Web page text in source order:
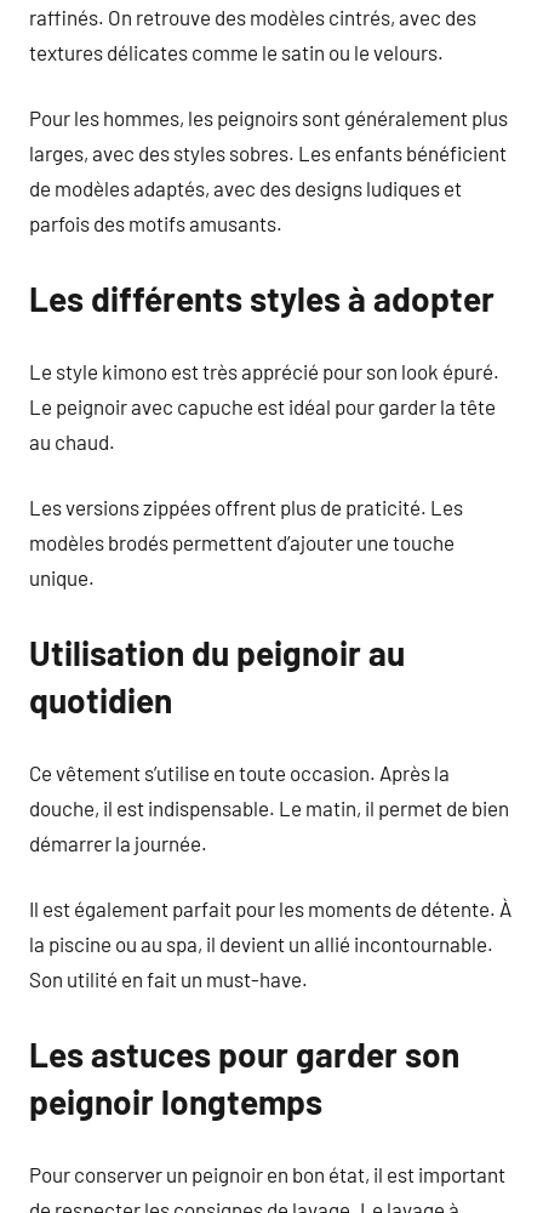
raffinés. On retrouve des modèles cintrés, avec des
textures délicates comme le satin ou le velours.
Pour les hommes, les peignoirs sont généralement plus
larges, avec des styles sobres. Les enfants bénéficient
de modèles adaptés, avec des designs ludiques et
parfois des motifs amusants.
Les différents styles à adopter
Le style kimono est très apprécié pour son look épuré.
Le peignoir avec capuche est idéal pour garder la tête
au chaud.
Les versions zippées offrent plus de praticité. Les
modèles brodés permettent d’ajouter une touche
unique.
Utilisation du peignoir au
quotidien
Ce vêtement s’utilise en toute occasion. Après la
douche, il est indispensable. Le matin, il permet de bien
démarrer la journée.
Il est également parfait pour les moments de détente. À
la piscine ou au spa, il devient un allié incontournable.
Son utilité en fait un must-have.
Les astuces pour garder son
peignoir longtemps
Pour conserver un peignoir en bon état, il est important